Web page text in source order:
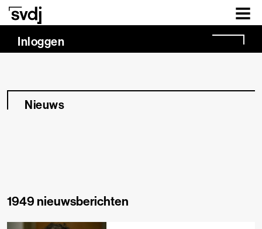
Naar hoofdinhoud
Inloggen
Nieuws
1949 nieuwsberichten